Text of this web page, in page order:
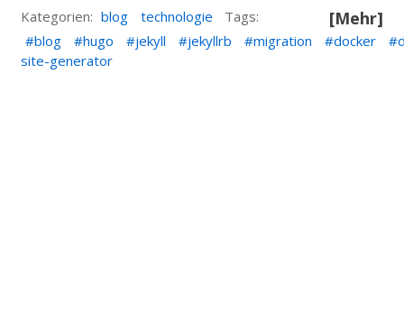
[Mehr]
Kategorien: blog technologie
Tags:
blog
hugo jekyll jekyllrb migration docker
site-generator